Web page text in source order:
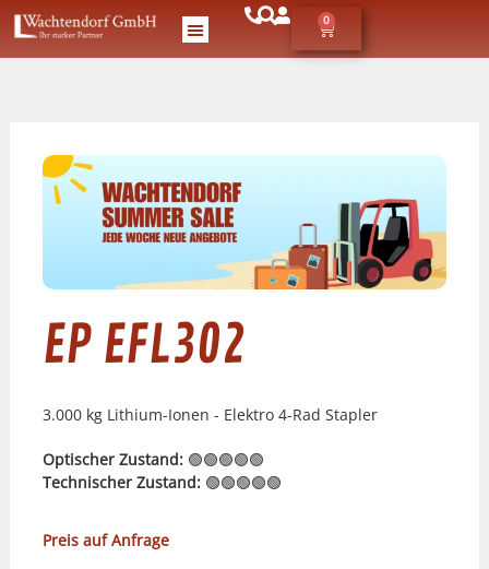
0
EP EFL302
3.000 kg Lithium-Ionen - Elektro 4-Rad Stapler
Optischer Zustand:🟢🟢🟢🟢🟢
Technischer Zustand:🟢🟢🟢🟢🟢
Preis auf Anfrage